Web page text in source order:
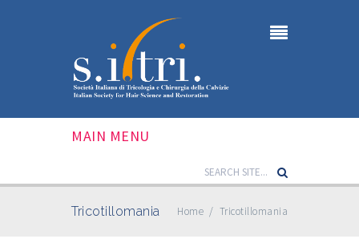
MAIN MENU
Tricotillomania Home / Tricotillomania